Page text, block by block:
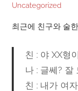
Uncategorized
최근에 친구와 술
친 : 야 XX형
나 : 글쎄? 잘
친 : 내가 여